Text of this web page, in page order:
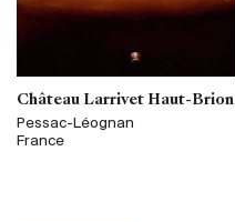
Château Larrivet Haut-Brion
Pessac-Léognan
France